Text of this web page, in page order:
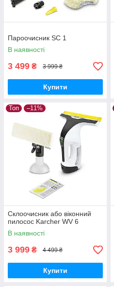
Пароочисник SC 1
В наявності
3 499 ₴ 3 999 ₴
Купити
Топ –11%
Склоочисник або віконний
пилосос Karcher WV 6
В наявності
3 999 ₴ 4 499 ₴
Купити